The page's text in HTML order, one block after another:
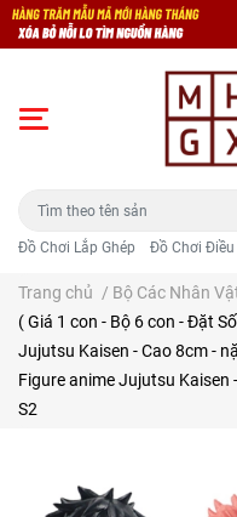
Đồ Chơi Lắp Ghép Đồ Chơi Điều
Trang chủ / Bộ Các Nhân
( Giá 1 con - Bộ 6 con - Đặt
Jujutsu Kaisen - Cao 8cm -
Figure anime Jujutsu Kaisen
S2